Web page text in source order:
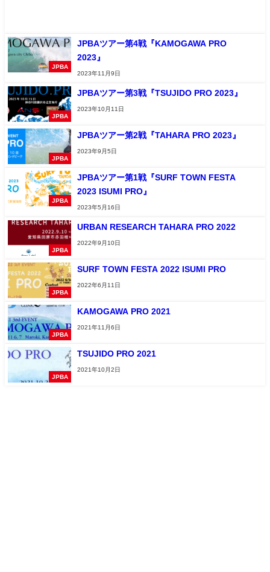
JPBA
JPBAツアー第4戦『KAMOGAWA PRO
2023』
2023年11月9日
JPBA
JPBAツアー第3戦『TSUJIDO PRO 2023』
2023年10月11日
JPBA
JPBAツアー第2戦『TAHARA PRO 2023』
2023年9月5日
JPBA
JPBAツアー第1戦『SURF TOWN FESTA
2023 ISUMI PRO』
2023年5月16日
JPBA
URBAN RESEARCH TAHARA PRO 2022
2022年9月10日
JPBA
SURF TOWN FESTA 2022 ISUMI PRO
2022年6月11日
JPBA
KAMOGAWA PRO 2021
2021年11月6日
JPBA
TSUJIDO PRO 2021
2021年10月2日